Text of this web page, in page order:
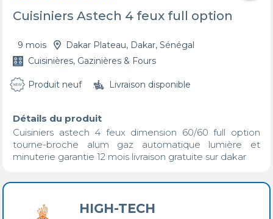
Cuisiniers Astech 4 feux full option
9 mois
Dakar Plateau, Dakar, Sénégal
Cuisinières, Gazinières & Fours
Produit neuf Livraison disponible
Détails du produit
Cuisiniers astech 4 feux dimension 60/60 full option
tourne-broche alum gaz automatique lumière et
minuterie garantie 12 mois livraison gratuite sur dakar
HIGH-TECH